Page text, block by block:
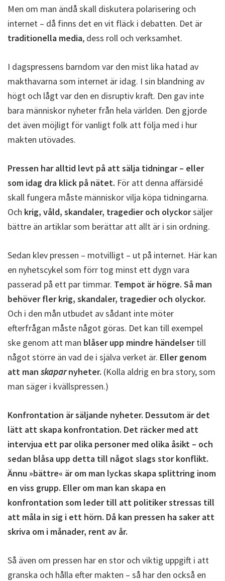
Men om man ändå skall diskutera polarisering och
internet – då finns det en vit fläck i debatten. Det är
traditionella media, dess roll och verksamhet.
I dagspressens barndom var den mist lika hatad av
makthavarna som internet är idag. I sin blandning av
högt och lågt var den en disruptiv kraft. Den gav inte
bara människor nyheter från hela världen. Den gjorde
det även möjligt för vanligt folk att följa med i hur
makten utövades.
Pressen har alltid levt på att sälja tidningar – eller
som idag dra klick på nätet. För att denna affärsidé
skall fungera måste människor vilja köpa tidningarna.
Och krig, våld, skandaler, tragedier och olyckorsäljer
bättre än artiklar som berättar att allt är i sin ordning.
Sedan klev pressen – motvilligt – ut på internet. Här kan
en nyhetscykel som förr tog minst ett dygn vara
passerad på ett par timmar. Tempot är högre. Så man
behöver fler krig, skandaler, tragedier och olyckor.
Och i den mån utbudet av sådant inte möter
efterfrågan måste något göras. Det kan till exempel
ske genom att man blåser upp mindre händelsertill
något större än vad de i själva verket är. Eller genom
att man skaparnyheter. (Kolla aldrig en bra story, som
man säger i kvällspressen.)
Konfrontation är säljande nyheter. Dessutom är det
lätt att skapa konfrontation. Det räcker med att
intervjua ett par olika personer med olika åsikt – och
sedan blåsa upp detta till något slags stor konflikt.
Ännu »bättre« är om man lyckas skapa splittring inom
en viss grupp. Eller om man kan skapa en
konfrontation som leder till att politiker stressas till
att måla in sig i ett hörn. Då kan pressen ha saker att
skriva om i månader, rent av år.
Så även om pressen har en stor och viktig uppgift i att
granska och hålla efter makten – så har den också en